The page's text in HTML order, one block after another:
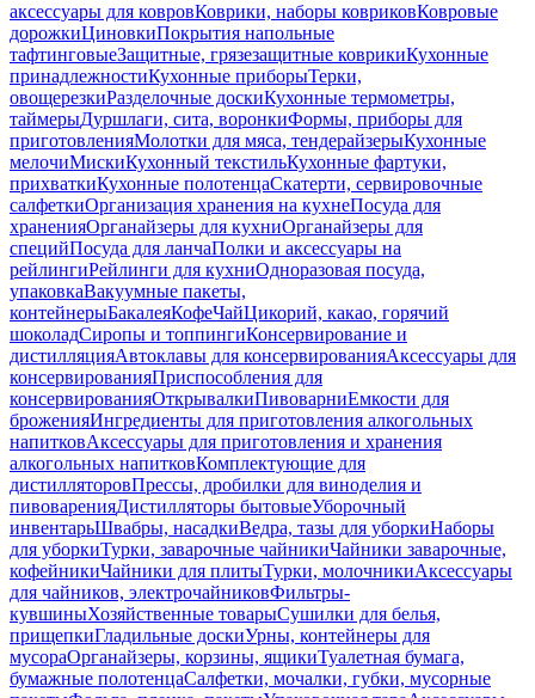
аксессуары для ковровКоврики, наборы ковриковКовровые
дорожкиЦиновкиПокрытия напольные
тафтинговыеЗащитные, грязезащитные коврикиКухонные
принадлежностиКухонные приборыТерки,
овощерезкиРазделочные доскиКухонные термометры,
таймерыДуршлаги, сита, воронкиФормы, приборы для
приготовленияМолотки для мяса, тендерайзерыКухонные
мелочиМискиКухонный текстильКухонные фартуки,
прихваткиКухонные полотенцаСкатерти, сервировочные
салфеткиОрганизация хранения на кухнеПосуда для
храненияОрганайзеры для кухниОрганайзеры для
специйПосуда для ланчаПолки и аксессуары на
рейлингиРейлинги для кухниОдноразовая посуда,
упаковкаВакуумные пакеты,
контейнерыБакалеяКофеЧайЦикорий, какао, горячий
шоколадСиропы и топпингиКонсервирование и
дистилляцияАвтоклавы для консервированияАксессуары для
консервированияПриспособления для
консервированияОткрывалкиПивоварниЕмкости для
броженияИнгредиенты для приготовления алкогольных
напитковАксессуары для приготовления и хранения
алкогольных напитковКомплектующие для
дистилляторовПрессы, дробилки для виноделия и
пивоваренияДистилляторы бытовыеУборочный
инвентарьШвабры, насадкиВедра, тазы для уборкиНаборы
для уборкиТурки, заварочные чайникиЧайники заварочные,
кофейникиЧайники для плитыТурки, молочникиАксессуары
для чайников, электрочайниковФильтры-
кувшиныХозяйственные товарыСушилки для белья,
прищепкиГладильные доскиУрны, контейнеры для
мусораОрганайзеры, корзины, ящикиТуалетная бумага,
бумажные полотенцаСалфетки, мочалки, губки, мусорные